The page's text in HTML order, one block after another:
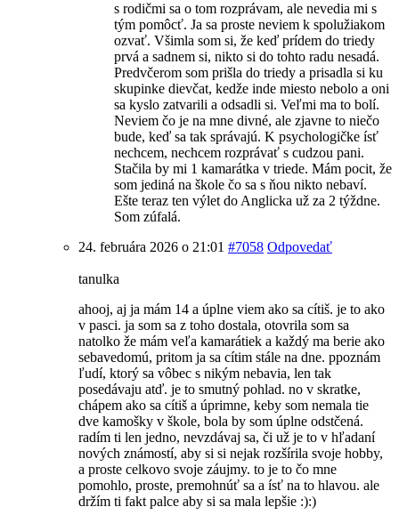
s rodičmi sa o tom rozprávam, ale nevedia mi s
tým pomôcť. Ja sa proste neviem k spolužiakom
ozvať. Všimla som si, že keď prídem do triedy
prvá a sadnem si, nikto si do tohto radu nesadá.
Predvčerom som prišla do triedy a prisadla si ku
skupinke dievčat, kedže inde miesto nebolo a oni
sa kyslo zatvarili a odsadli si. Veľmi ma to bolí.
Neviem čo je na mne divné, ale zjavne to niečo
bude, keď sa tak správajú. K psychologičke ísť
nechcem, nechcem rozprávať s cudzou pani.
Stačila by mi 1 kamarátka v triede. Mám pocit, že
som jediná na škole čo sa s ňou nikto nebaví.
Ešte teraz ten výlet do Anglicka už za 2 týždne.
Som zúfalá.
24. februára 2026 o 21:01 #7058 Odpovedať
tanulka
ahooj, aj ja mám 14 a úplne viem ako sa cítiš. je to ako
v pasci. ja som sa z toho dostala, otovrila som sa
natolko že mám veľa kamarátiek a každý ma berie ako
sebavedomú, pritom ja sa cítim stále na dne. ppoznám
ľudí, ktorý sa vôbec s nikým nebavia, len tak
posedávaju atď. je to smutný pohlad. no v skratke,
chápem ako sa cítiš a úprimne, keby som nemala tie
dve kamošky v škole, bola by som úplne odstčená.
radím ti len jedno, nevzdávaj sa, či už je to v hľadaní
nových známostí, aby si si nejak rozšírila svoje hobby,
a proste celkovo svoje záujmy. to je to čo mne
pomohlo, proste, premohnúť sa a ísť na to hlavou. ale
držím ti fakt palce aby si sa mala lepšie :):)